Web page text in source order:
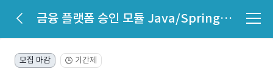
금융 플랫폼 승인 모듈 Java/SpringBoot 개발
모집 마감 🕒 기간제